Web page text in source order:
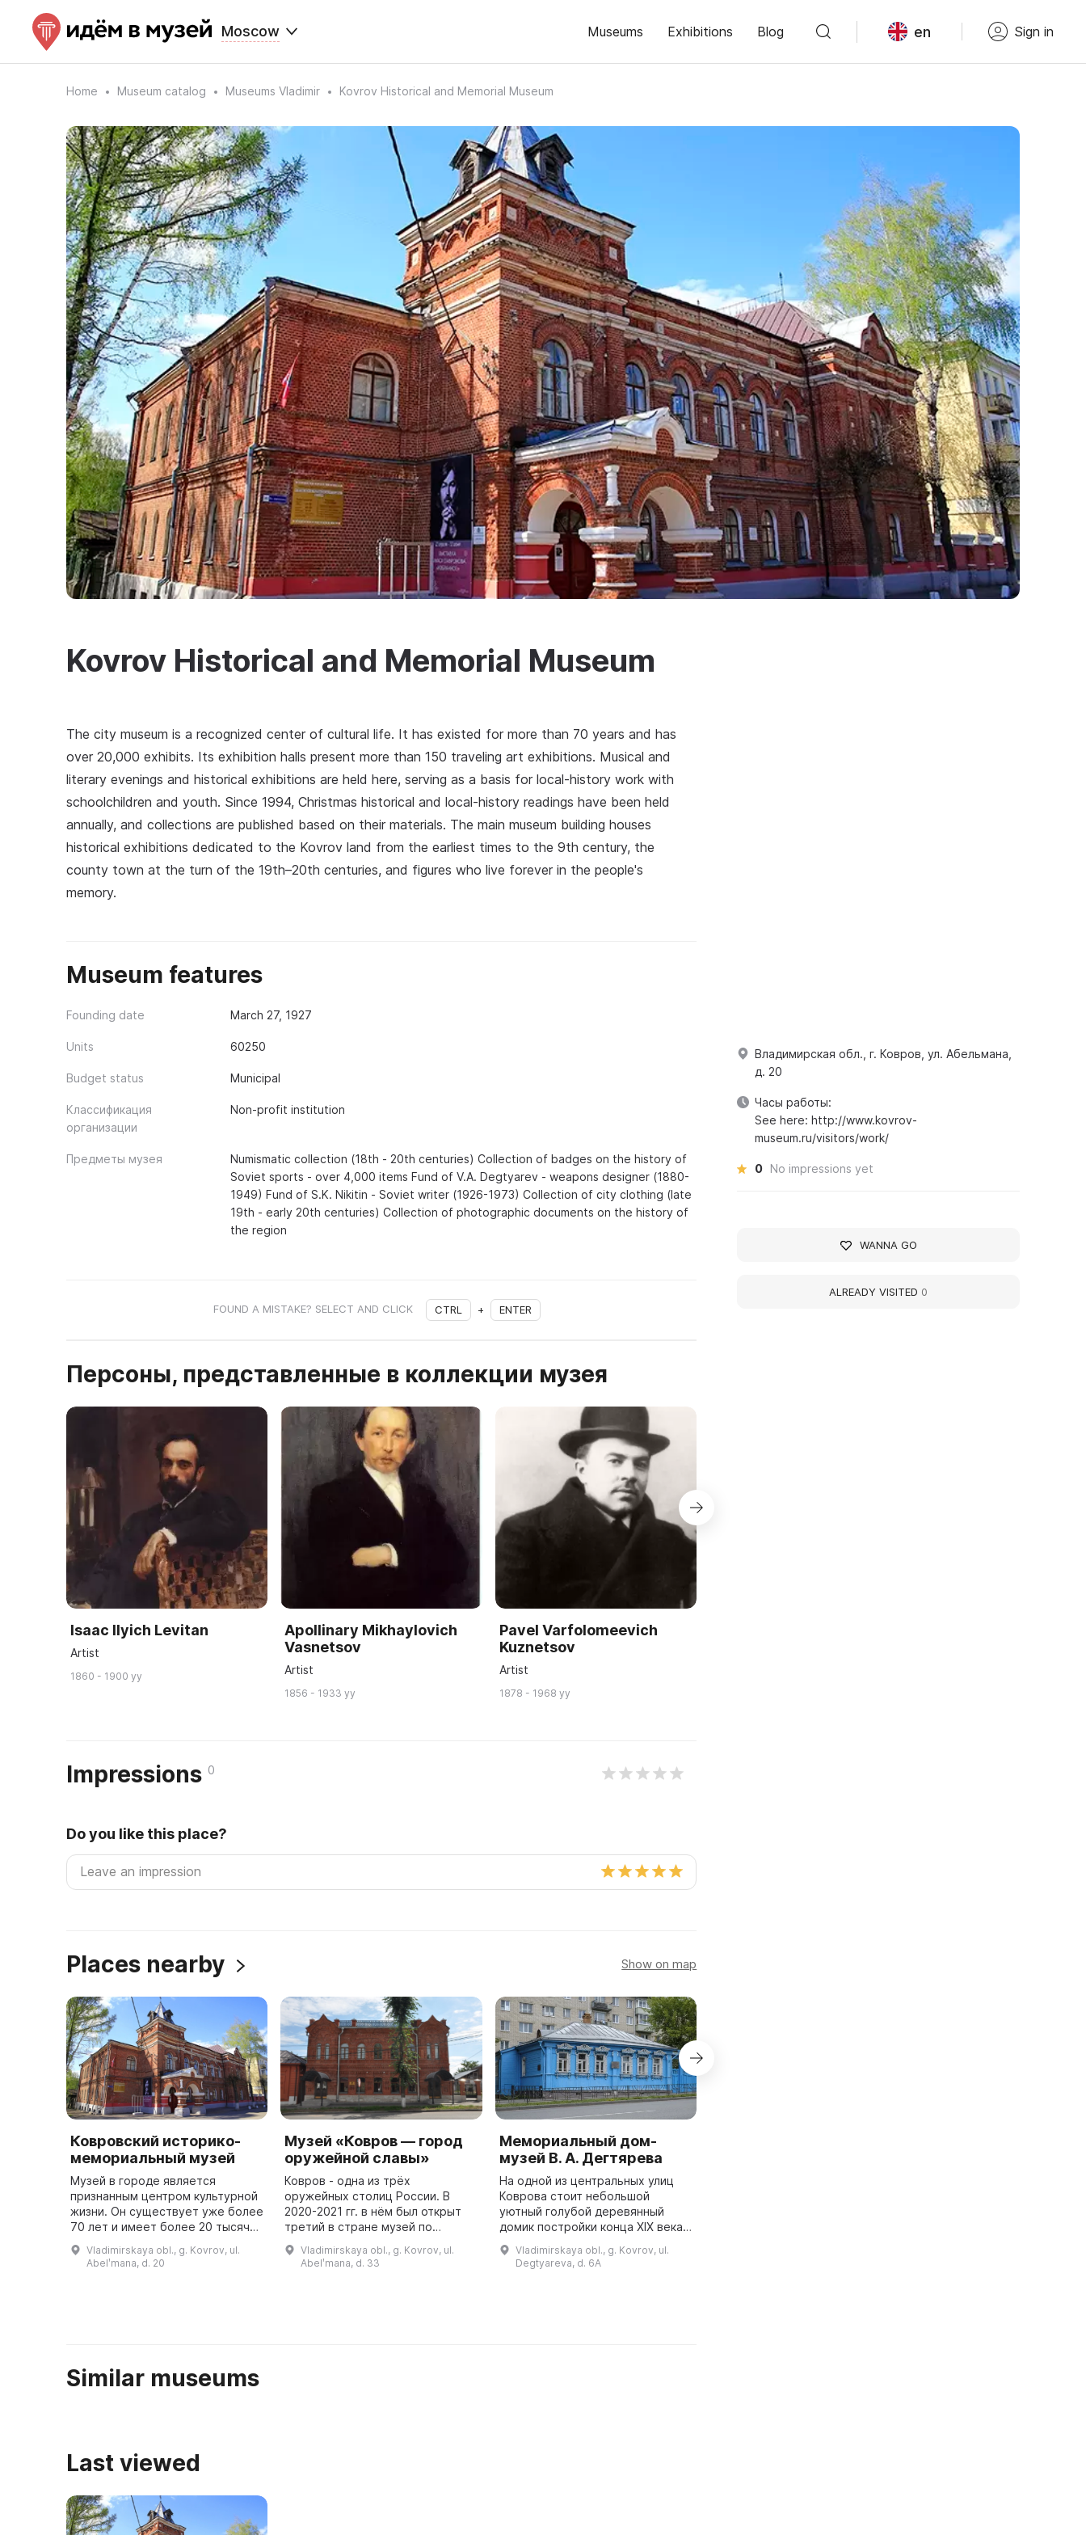
Moscow Museums Exhibitions Blog en Sign in
Home Museum catalog Museums Vladimir Kovrov Historical and Memorial Museum
Kovrov Historical and Memorial Museum
The city museum is a recognized center of cultural life. It has existed for more than 70 years and has
over 20,000 exhibits. Its exhibition halls present more than 150 traveling art exhibitions. Musical and
literary evenings and historical exhibitions are held here, serving as a basis for local-history work with
schoolchildren and youth. Since 1994, Christmas historical and local-history readings have been held
annually, and collections are published based on their materials. The main museum building houses
historical exhibitions dedicated to the Kovrov land from the earliest times to the 9th century, the
county town at the turn of the 19th–20th centuries, and figures who live forever in the people's
memory.
Museum features
Founding date March 27, 1927
Units 60250
Budget status Municipal
Классификация
организации
Non-profit institution
Предметы музея
Numismatic collection (18th - 20th centuries) Collection of badges on the history of
Soviet sports - over 4,000 items Fund of V.A. Degtyarev - weapons designer (1880-
1949) Fund of S.K. Nikitin - Soviet writer (1926-1973) Collection of city clothing (late
19th - early 20th centuries) Collection of photographic documents on the history of
the region
FOUND A MISTAKE? SELECT AND CLICK CTRL + ENTER
Персоны, представленные в коллекции музея
Isaac Ilyich Levitan
Artist
1860 - 1900 yy
Apollinary Mikhaylovich
Vasnetsov
Artist
1856 - 1933 yy
Pavel Varfolomeevich
Kuznetsov
Artist
1878 - 1968 yy
Impressions 0
Do you like this place?
Places nearby Show on map
Ковровский историко-
мемориальный музей
Музей в городе является
признанным центром культурной
жизни. Он существует уже более
70 лет и имеет более 20 тысяч
экспонатов. На его выставочных
залах представлено более 150
Vladimirskaya obl., g. Kovrov, ul.
Abelʹmana, d. 20
Музей «Ковров — город
оружейной славы»
Ковров - одна из трёх
оружейных столиц России. В
2020-2021 гг. в нём был открыт
третий в стране музей по
истории отечественного оружия.
Он знакомит с историей
становления и развития
Vladimirskaya obl., g. Kovrov, ul.
Abelʹmana, d. 33
Мемориальный дом-
музей В. А. Дегтярева
На одной из центральных улиц
Коврова стоит небольшой
уютный голубой деревянный
домик постройки конца XIX века.
Здесь с 1924 года жил Василий
Алексеевич Дегтярев, известный
Vladimirskaya obl., g. Kovrov, ul.
Degtyareva, d. 6A
Similar museums
Last viewed
Владимирская обл., г. Ковров, ул. Абельмана,
д. 20
Часы работы:
See here: http://www.kovrov-
museum.ru/visitors/work/
0 No impressions yet
WANNA GO
ALREADY VISITED 0